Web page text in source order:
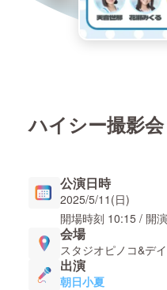
ハイシー撮影
公演日時
2025/5/11(日)
開場時刻 10:15 / 開
会場
スタジオピノコ&デ
出演
朝日小夏